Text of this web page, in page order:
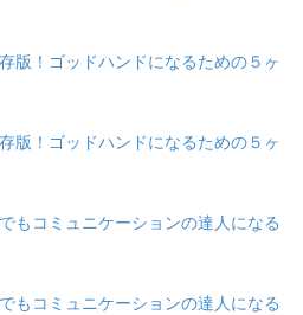
版！ゴッドハンドになるための５ヶ
版！ゴッドハンドになるための５ヶ
もコミュニケーションの達人になる
もコミュニケーションの達人になる